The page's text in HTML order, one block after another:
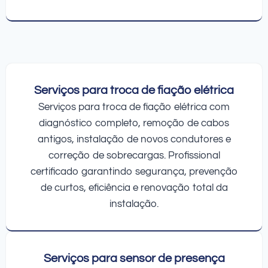
Serviços para troca de fiação elétrica
Serviços para troca de fiação elétrica com
diagnóstico completo, remoção de cabos
antigos, instalação de novos condutores e
correção de sobrecargas. Profissional
certificado garantindo segurança, prevenção
de curtos, eficiência e renovação total da
instalação.
Serviços para sensor de presença